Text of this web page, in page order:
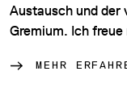
Austausch und der
Gremium. Ich
MEHR